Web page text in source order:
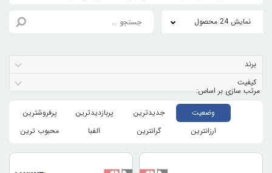
نمایش 24 محصول
برند
کیفیت
وضعیت جدیدترین پربازدیدترین
پرفروشترین
ارزانترین
گرانترین الفبا محبوب ترین